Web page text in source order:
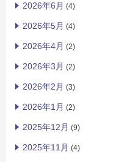
2026年6月 (4)
2026年5月 (4)
2026年4月 (2)
2026年3月 (2)
2026年2月 (3)
2026年1月 (2)
2025年12月 (9)
2025年11月 (4)